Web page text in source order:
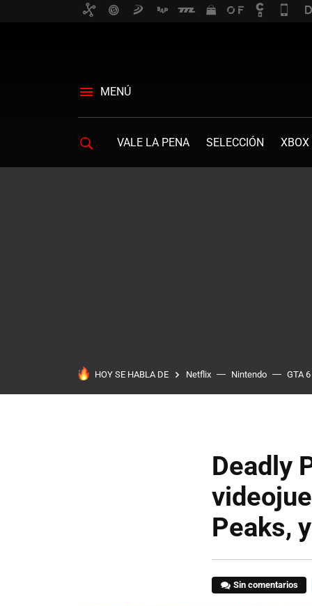
MENÚ
VALE LA PENA SELECCIÓN XBOX
HOY SE HABLA DE Netflix Nintendo GTA 6
Deadly
Peaks,
Sin comentarios